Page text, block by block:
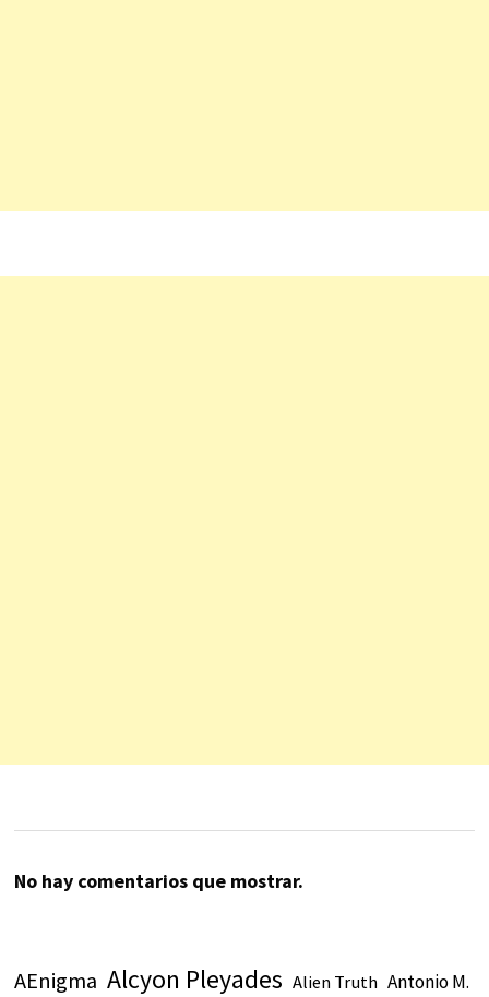
No hay comentarios que mostrar.
AEnigma Alcyon Pleyades Alien Truth Antonio M.